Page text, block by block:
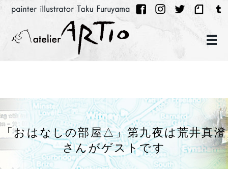
メ
「おはなしの部屋△」第九夜は荒井真澄
さんがゲストです